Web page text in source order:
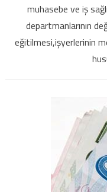
muhasebe ve iş
departmanlarının
eğitilmesi,işyerlerinin